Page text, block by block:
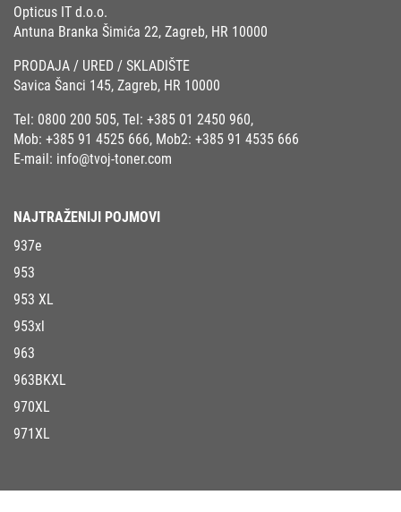
Opticus IT d.o.o.
Antuna Branka Šimića 22, Zagreb, HR 10000
PRODAJA / URED / SKLADIŠTE
Savica Šanci 145, Zagreb, HR 10000
Tel: 0800 200 505, Tel: +385 01 2450 960,
Mob: +385 91 4525 666, Mob2: +385 91 4535 666
E-mail: info@tvoj-toner.com
NAJTRAŽENIJI POJMOVI
937e
953
953 XL
953xl
963
963BKXL
970XL
971XL